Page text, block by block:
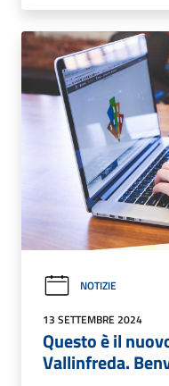
NOTIZIE
13 SETTEMBRE 2024
Questo è il
Vallinfreda.